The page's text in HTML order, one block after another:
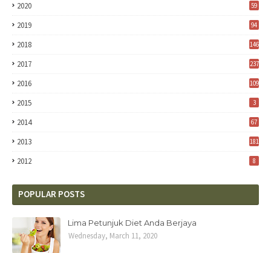
2020 59
2019 94
2018 146
2017 237
2016 109
2015 3
2014 67
2013 181
2012 8
POPULAR POSTS
Lima Petunjuk Diet Anda Berjaya
Wednesday, March 11, 2020